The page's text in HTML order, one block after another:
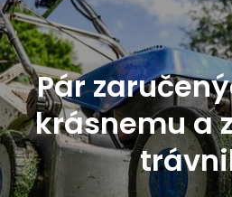
Pár
krásnemu a